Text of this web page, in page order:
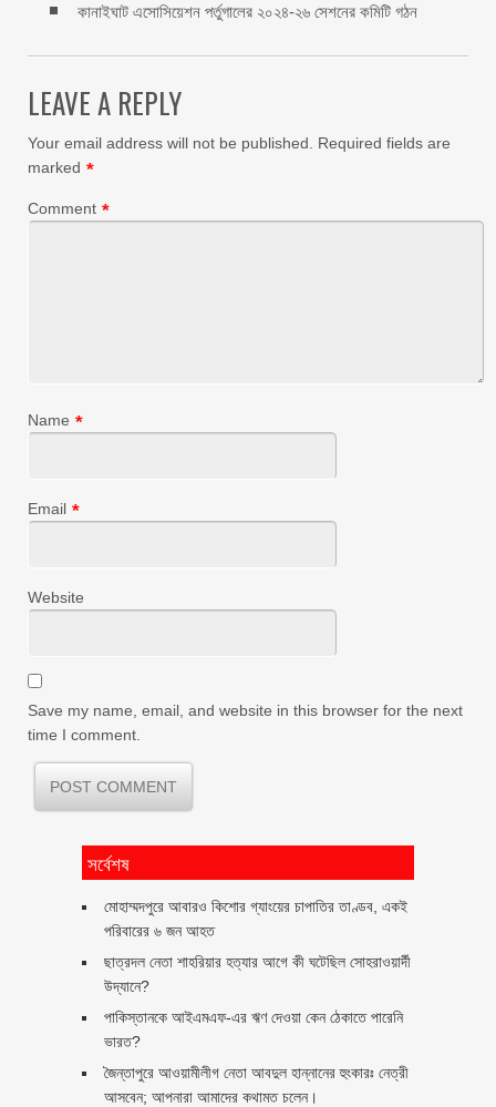
কানাইঘাট এসোসিয়েশন পর্তুগালের ২০২৪-২৬ সেশনের কমিটি গঠন
LEAVE A REPLY
Your email address will not be published.
Required fields are
marked *
Comment *
Name *
Email *
Website
Save my name, email, and website in this browser for the next
time I comment.
সর্বেশষ
মোহাম্মদপুরে আবারও কিশোর গ্যাংয়ের চাপাতির তাণ্ডব, একই
পরিবারের ৬ জন আহত
ছাত্রদল নেতা শাহরিয়ার হত্যার আগে কী ঘটেছিল সোহরাওয়ার্দী
উদ্যানে?
পাকিস্তানকে আইএমএফ-এর ঋণ দেওয়া কেন ঠেকাতে পারেনি
ভারত?
জৈন্তাপুরে আওয়ামীলীগ নেতা আবদুল হান্নানের হুংকারঃ নেত্রী
আসবেন; আপনারা আমাদের কথামত চলেন।